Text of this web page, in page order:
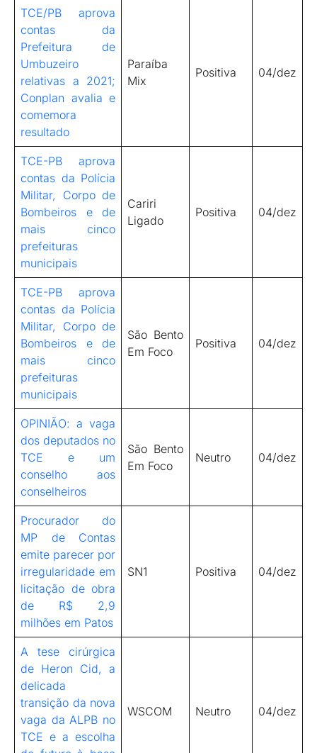
TCE/PB aprova
contas da
Prefeitura de
Umbuzeiro
relativas a 2021;
Conplan avalia e
comemora
resultado
Paraíba
Mix
Positiva 04/dez
TCE-PB aprova
contas da Polícia
Militar, Corpo de
Bombeiros e de
mais cinco
prefeituras
municipais
Cariri
Ligado
Positiva 04/dez
TCE-PB aprova
contas da Polícia
Militar, Corpo de
Bombeiros e de
mais cinco
prefeituras
municipais
São Bento
Em Foco
Positiva 04/dez
OPINIÃO: a vaga
dos deputados no
TCE e um
conselho aos
conselheiros
São Bento
Em Foco
Neutro 04/dez
Procurador do
MP de Contas
emite parecer por
irregularidade em
licitação de obra
de R$ 2,9
milhões em Patos
SN1 Positiva 04/dez
A tese cirúrgica
de Heron Cid, a
delicada
transição da nova
vaga da ALPB no
TCE e a escolha
WSCOM Neutro 04/dez